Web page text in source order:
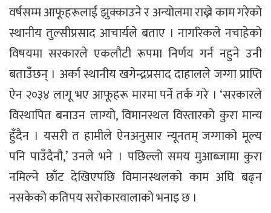
वर्षसम्म आफूहरूलाई झुक्काउने र अन्योलमा राख्ने काम गरेको
स्थानीय तुल्सीप्रसाद आचार्यले बताए । नागरिकले नचाहेको
विषयमा सरकारले एकलौटी रूपमा निर्णय गर्न नहुने उनी
बताउँछन् । अर्का स्थानीय खगेन्द्रप्रसाद दाहालले जग्गा प्राप्ति
ऐन २०३४ लागू भए आफूहरू मारमा पर्ने तर्क गरे । ‘सरकारले
विस्थापित बनाउन लाग्यो, विमानस्थल विस्तारको कुरा मान्य
हुँदैन । यसरी त हामीले ऐनअनुसार न्यूनतम् जग्गाको मूल्य
पनि पाउँदैनौ,’ उनले भने । पछिल्लो समय मुआब्जामा कुरा
नमिल्ने छाँट देखिएपछि विमानस्थलको काम अघि बढ्न
नसकेको कतिपय सरोकारवालाको भनाइ छ ।